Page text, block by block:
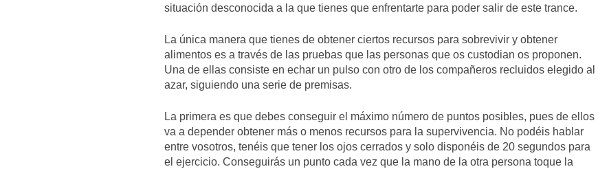
situación desconocida a la que tienes que enfrentarte para poder salir de este trance.
La única manera que tienes de obtener ciertos recursos para sobrevivir y obtener
alimentos es a través de las pruebas que las personas que os custodian os proponen.
Una de ellas consiste en echar un pulso con otro de los compañeros recluidos elegido al
azar, siguiendo una serie de premisas.
La primera es que debes conseguir el máximo número de puntos posibles, pues de ellos
va a depender obtener más o menos recursos para la supervivencia. No podéis hablar
entre vosotros, tenéis que tener los ojos cerrados y solo disponéis de 20 segundos para
el ejercicio. Conseguirás un punto cada vez que la mano de la otra persona toque la